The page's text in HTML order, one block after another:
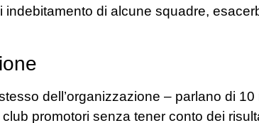
indebitamento di alcune squadre,
dell’organizzazione – parlano di 10
promotori senza tener conto dei